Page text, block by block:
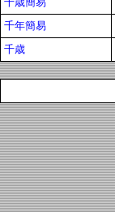
千年簡易
千歳